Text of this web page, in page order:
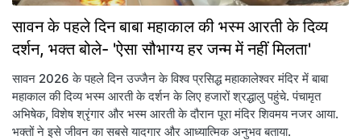
सावन के पहले दिन बाबा महाकाल की भस्म आरती के दिव्य
दर्शन, भक्त बोले- 'ऐसा सौभाग्य हर जन्म में नहीं मिलता'
सावन 2026 के पहले दिन उज्जैन के विश्व प्रसिद्ध महाकालेश्वर मंदिर में बाबा
महाकाल की दिव्य भस्म आरती के दर्शन के लिए हजारों श्रद्धालु पहुंचे. पंचामृत
अभिषेक, विशेष श्रृंगार और भस्म आरती के दौरान पूरा मंदिर शिवमय नजर आया.
भक्तों ने इसे जीवन का सबसे यादगार और आध्यात्मिक अनुभव बताया.